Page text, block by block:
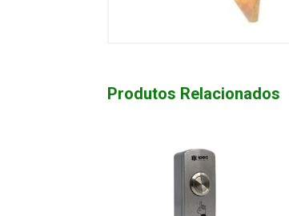
Produtos Relacionados